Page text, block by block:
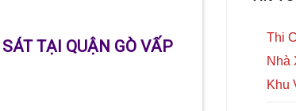
TẠI QUẬN GÒ VẤP
Thi
Nhà
Khu